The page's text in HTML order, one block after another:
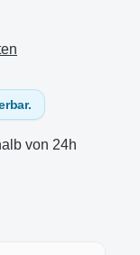
von 24h